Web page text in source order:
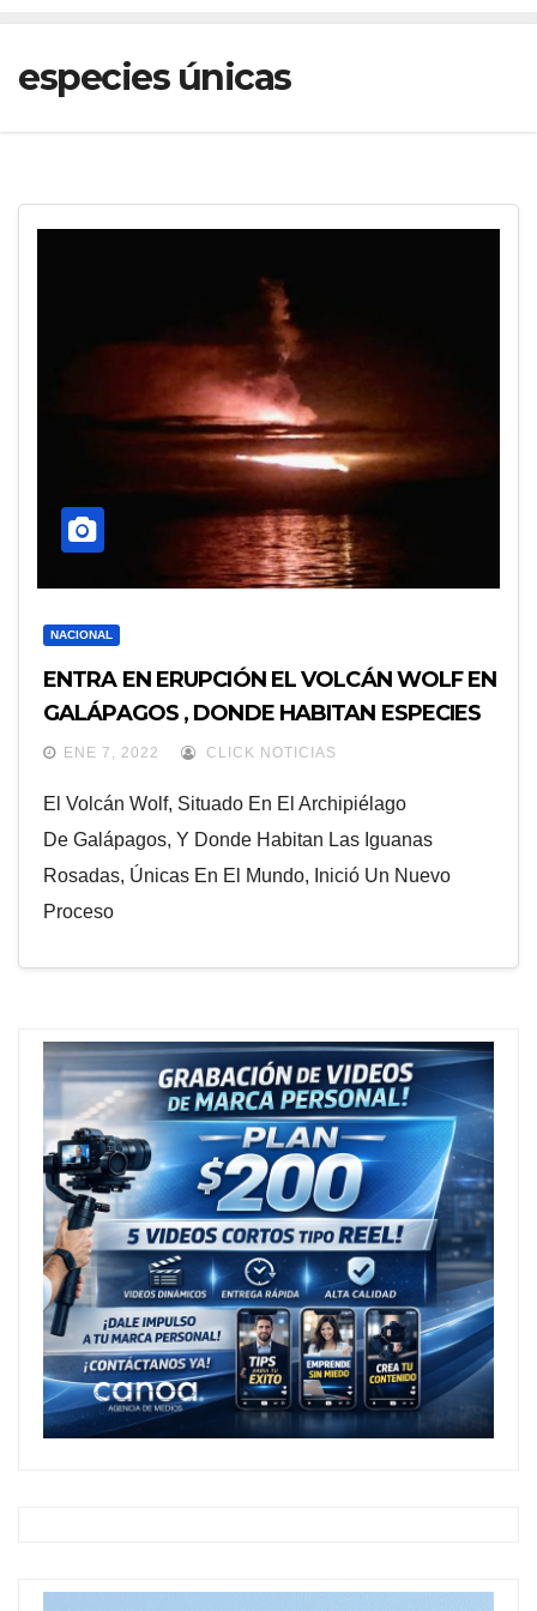
especies únicas
NACIONAL
ENTRA EN ERUPCIÓN EL VOLCÁN WOLF EN
GALÁPAGOS , DONDE HABITAN ESPECIES
ÚNICAS
ENE 7, 2022 CLICK NOTICIAS
El Volcán Wolf, Situado En El Archipiélago
De Galápagos, Y Donde Habitan Las Iguanas
Rosadas, Únicas En El Mundo, Inició Un Nuevo
Proceso